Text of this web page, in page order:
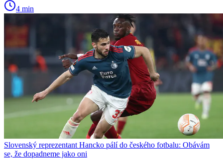
4 min
Slovenský reprezentant Hancko pálí do českého fotbalu: Obávám
se, že dopadneme jako oni